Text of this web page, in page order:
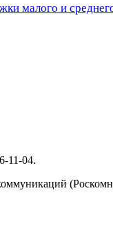
малого и
11-04.